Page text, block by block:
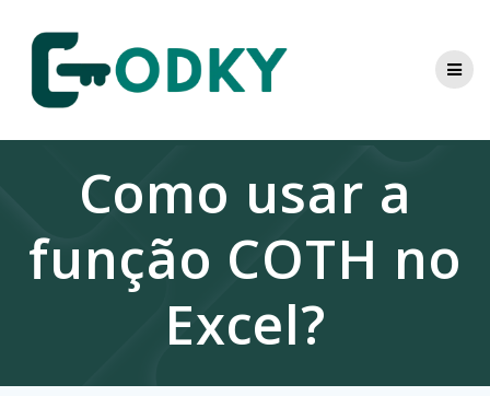
content
Como usar a
função COTH no
Excel?